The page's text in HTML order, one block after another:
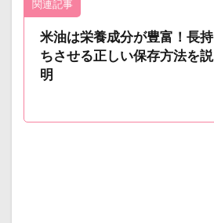
関連記事
米油は栄養成分が豊富！長持
ちさせる正しい保存方法を説
明